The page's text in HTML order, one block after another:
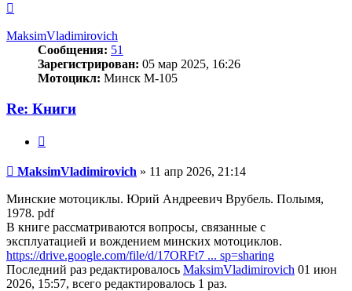
началу
MaksimVladimirovich
Сообщения: 51
Зарегистрирован: 05 мар 2025, 16:26
Мотоцикл: Минск М-105
Re: Книги
Сообщение
MaksimVladimirovich » 11 апр 2026, 21:14
Минские мотоциклы. Юрий Андреевич Врубель. Полымя,
1978. pdf
В книге рассматриваются вопросы, связанные с
эксплуатацией и вождением минских мотоциклов.
https://drive.google.com/file/d/17ORFt7 ... sp=sharing
Последний раз редактировалось MaksimVladimirovich 01 июн
2026, 15:57, всего редактировалось 1 раз.